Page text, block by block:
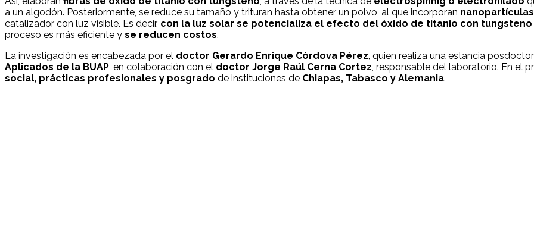
a un algodón. Posteriormente, se reduce su tamaño y trituran hasta obtener un polvo, al que incorporan
catalizador con luz visible. Es decir, con la luz solar se potencializa el efecto del óxido de titanio con
proceso es más eficiente y se reducen costos.
La investigación es encabezada por el doctor Gerardo Enrique Córdova Pérez , quien realiza una estancia
Aplicados de la BUAP , en colaboración con el doctor Jorge Raúl Cerna Cortez , responsable del laboratorio. En el
social, prácticas profesionales y posgrado de instituciones de Chiapas, Tabasco y Alemania.